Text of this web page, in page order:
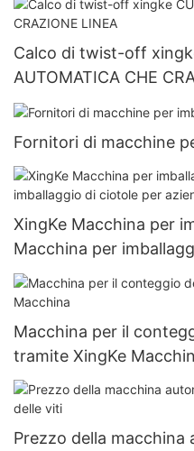
Calco di twist-off
AUTOMATICA CHE
Fornitori di macchine
XingKe Macchina per
Macchina per
Macchina per il
tramite XingKe
Prezzo della macchina